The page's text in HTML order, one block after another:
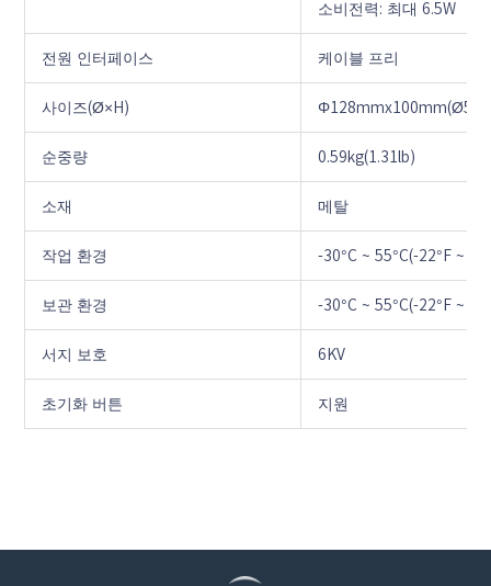
소비전력: 최대 6.5W
전원 인터페이스 케이블 프리
사이즈(Ø×H)
순중량 0.59kg(1.31lb)
소재 메탈
작업 환경 -30°C ~ 55°C(-22°F ~
보관 환경 -30°C ~ 55°C(-22°F ~
서지 보호 6KV
초기화 버튼 지원